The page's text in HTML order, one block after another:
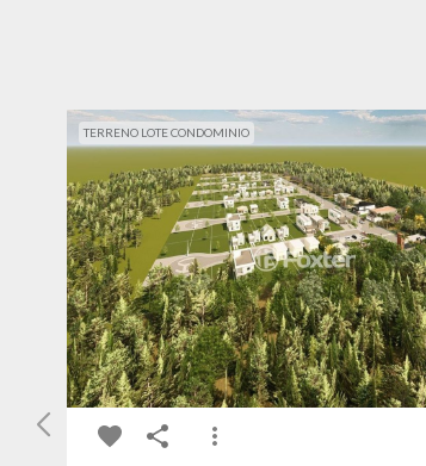
TERRENO LOTE CONDOMINIO